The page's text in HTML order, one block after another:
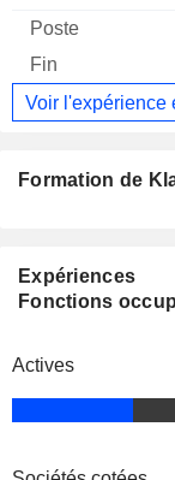
Voir l'expérience
Formation de
Expériences
Fonctions
Actives